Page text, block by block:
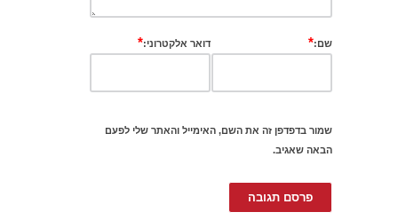
שם:* דואר אלקטרוני:*
שמור בדפדפן זה את השם, האימייל והאתר שלי לפעם
הבאה שאגיב.